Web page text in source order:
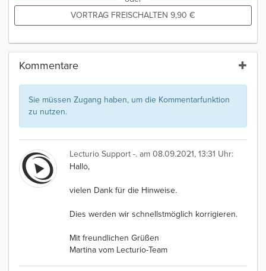
VORTRAG FREISCHALTEN 9,90 €
Kommentare
Sie müssen Zugang haben, um die Kommentarfunktion
zu nutzen.
Lecturio Support -. am 08.09.2021, 13:31 Uhr:
Hallo,
vielen Dank für die Hinweise.
Dies werden wir schnellstmöglich korrigieren.
Mit freundlichen Grüßen
Martina vom Lecturio-Team